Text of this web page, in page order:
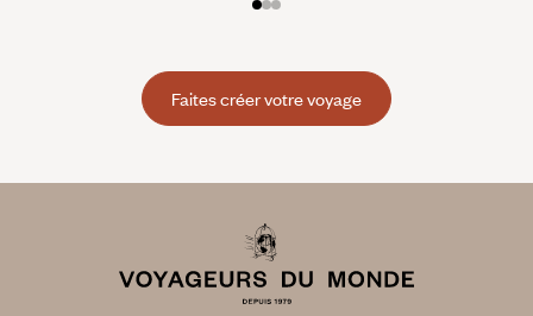
Faites créer votre voyage